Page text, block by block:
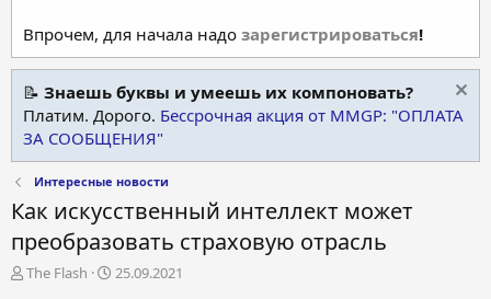
Впрочем, для начала надо зарегистрироваться!
📝 Знаешь буквы и умеешь их компоновать?
Платим. Дорого. Бессрочная акция от MMGP: "ОПЛАТА
ЗА СООБЩЕНИЯ"
Интересные новости
Как искусственный интеллект может
преобразовать страховую отрасль
А
The Flash
Д
25.09.2021